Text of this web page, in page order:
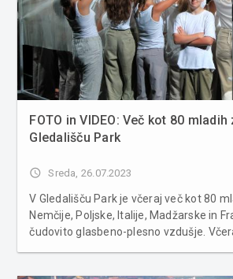
FOTO in VIDEO: Več kot 80
Gledališču Park
access_time Sreda, 26.07.2023
V Gledališču Park je včeraj več kot 80
Nemčije, Poljske, Italije, Madžarske in
čudovito glasbeno-plesno vzdušje.